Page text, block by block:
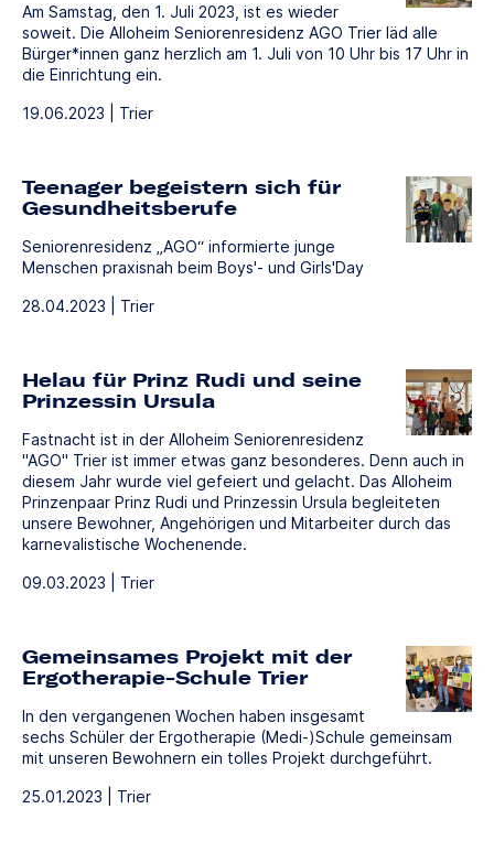
Am Samstag, den 1. Juli 2023, ist es wieder
soweit. Die Alloheim Seniorenresidenz AGO Trier läd alle
Bürger*innen ganz herzlich am 1. Juli von 10 Uhr bis 17 Uhr in
die Einrichtung ein.
19.06.2023 | Trier
Teenager begeistern sich für
Gesundheitsberufe
Seniorenresidenz „AGO“ informierte junge
Menschen praxisnah beim Boys'- und Girls'Day
28.04.2023 | Trier
Helau für Prinz Rudi und seine
Prinzessin Ursula
Fastnacht ist in der Alloheim Seniorenresidenz
"AGO" Trier ist immer etwas ganz besonderes. Denn auch in
diesem Jahr wurde viel gefeiert und gelacht. Das Alloheim
Prinzenpaar Prinz Rudi und Prinzessin Ursula begleiteten
unsere Bewohner, Angehörigen und Mitarbeiter durch das
karnevalistische Wochenende.
09.03.2023 | Trier
Gemeinsames Projekt mit der
Ergotherapie-Schule Trier
In den vergangenen Wochen haben insgesamt
sechs Schüler der Ergotherapie (Medi-)Schule gemeinsam
mit unseren Bewohnern ein tolles Projekt durchgeführt.
25.01.2023 | Trier